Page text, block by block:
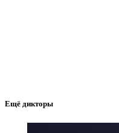
Ещё дикторы